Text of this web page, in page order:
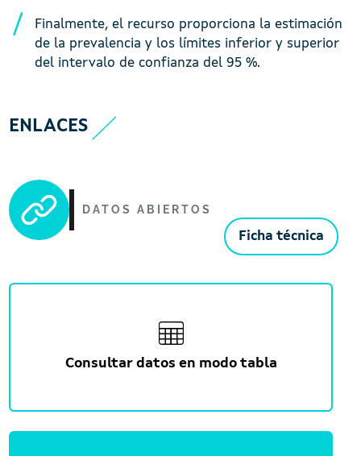
Finalmente, el recurso proporciona la estimación
de la prevalencia y los límites inferior y superior
del intervalo de confianza del 95 %.
ENLACES
DATOS ABIERTOS
Ficha técnica
Consultar datos en modo tabla